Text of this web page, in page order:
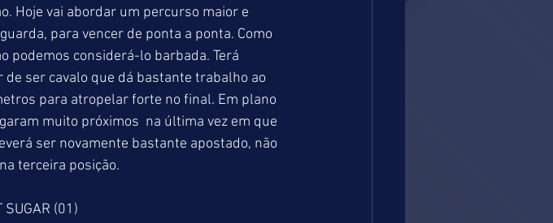
Hoje vai abordar um percurso maior e
para vencer de ponta a ponta. Como
podemos considerá-lo barbada. Terá
de ser cavalo que dá bastante trabalho ao
para atropelar forte no final. Em plano
muito próximos  na última vez em que
ser novamente bastante apostado, não
terceira posição.
SUGAR (01)